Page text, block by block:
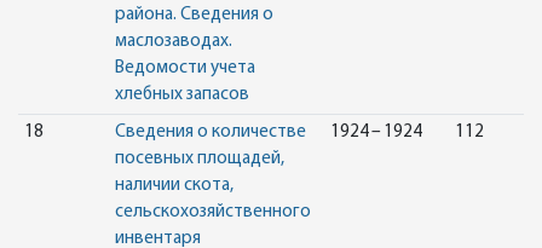
района. Сведения о
маслозаводах.
Ведомости учета
хлебных запасов
18
Сведения о количестве
посевных площадей,
наличии скота,
сельскохозяйственного
инвентаря
1924 – 1924 112